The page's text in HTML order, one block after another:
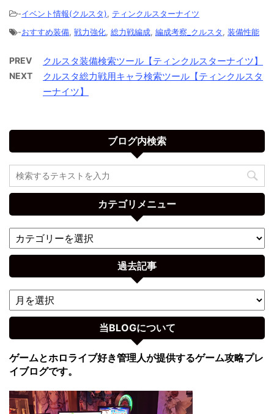
-イベント情報(クルスタ), ティンクルスターナイツ
-おすすめ装備, 戦力強化, 総力戦編成, 編成考察_クルスタ, 装備性能
PREV クルスタ装備検索ツール【ティンクルスターナイツ】
NEXT
クルスタ総力戦用キャラ検索ツール【ティンクルスタ
ーナイツ】
ブログ内検索
カテゴリメニュー
過去記事
当BLOGについて
ゲームとホロライブ好き管理人が提供するゲーム攻略プレ
イブログです。